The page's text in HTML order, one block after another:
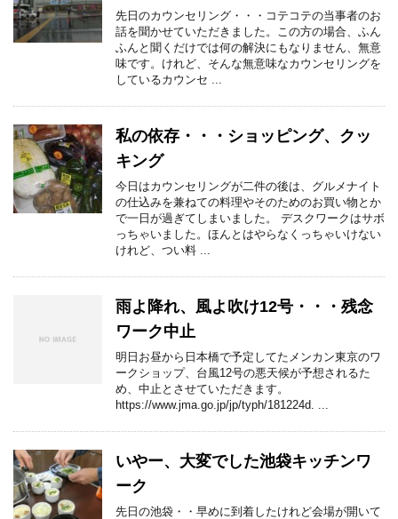
先日のカウンセリング・・・コテコテの当事者のお
話を聞かせていただきました。この方の場合、ふん
ふんと聞くだけでは何の解決にもなりません、無意
味です。けれど、そんな無意味なカウンセリングを
しているカウンセ ...
私の依存・・・ショッピング、クッ
キング
今日はカウンセリングが二件の後は、グルメナイト
の仕込みを兼ねての料理やそのためのお買い物とか
で一日が過ぎてしまいました。 デスクワークはサボ
っちゃいました。ほんとはやらなくっちゃいけない
けれど、つい料 ...
雨よ降れ、風よ吹け12号・・・残念
ワーク中止
明日お昼から日本橋で予定してたメンカン東京のワ
ークショップ、台風12号の悪天候が予想されるた
め、中止とさせていただきます。
https://www.jma.go.jp/jp/typh/181224d. ...
いやー、大変でした池袋キッチンワ
ーク
先日の池袋・・早めに到着したけれど会場が開いて